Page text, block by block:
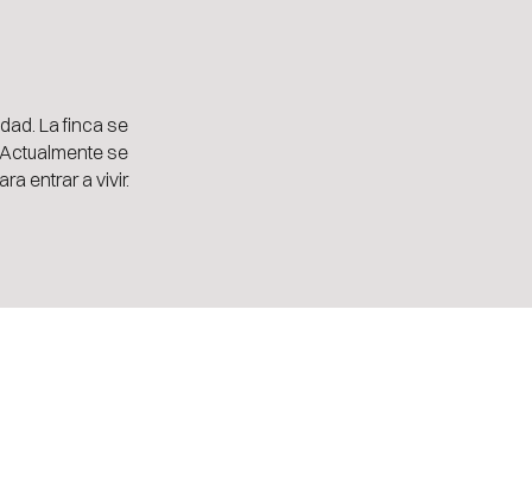
La finca se
se
entrar a vivir.